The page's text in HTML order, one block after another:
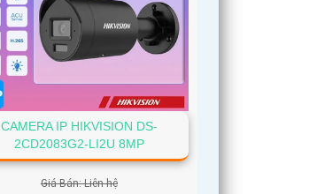
CAMERA IP HIKVISION DS-
2CD2083G2-LI2U 8MP
Giá Bán: Liên hệ